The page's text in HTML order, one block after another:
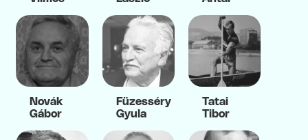
Novák
Gábor
Füzesséry
Gyula
Tatai
Tibor